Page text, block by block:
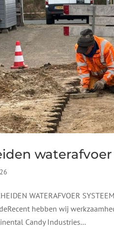
WATERAFVOER
hebben wij
Candy Industries...